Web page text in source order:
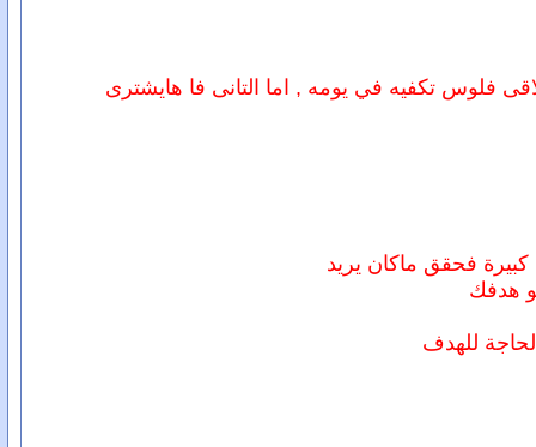
فلوس تكفيه في يومه , اما التانى فا هايشترى
فحقق ماكان يريد
هدفك
للهدف